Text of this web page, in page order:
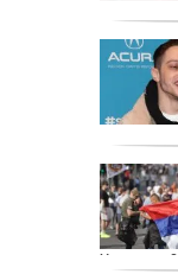
Хърватия?